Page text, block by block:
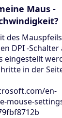
Maus -
des
DPI -Schalter
eingestellt
in der
en-
mouse-